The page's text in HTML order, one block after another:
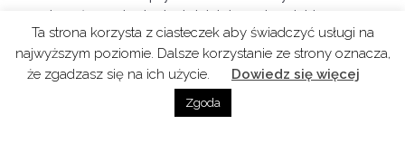
branży w obu krajach Inicjatywy i projekty
wspierające kobiety wina w obu krajach
Perspektywy i koncepcje rozwoju oraz promocji
kobiet-winiarzy w Polsce i Gruzji
DODATKOWE INFORMACJE:wydarzenie na FB
Ta strona korzysta z ciasteczek aby świadczyć usługi na
najwyższym poziomie. Dalsze korzystanie ze strony oznacza,
że zgadzasz się na ich użycie.
Dowiedz się więcej
Zgoda